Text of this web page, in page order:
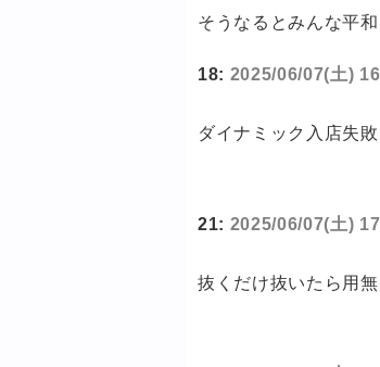
そうなるとみんな平和
18: 2025/06/07(土)
ダイナミック入店失敗
21: 2025/06/07(土)
抜くだけ抜いたら用無